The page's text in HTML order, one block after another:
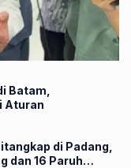
Batam,
Aturan
di Padang,
dan 16 Paruh